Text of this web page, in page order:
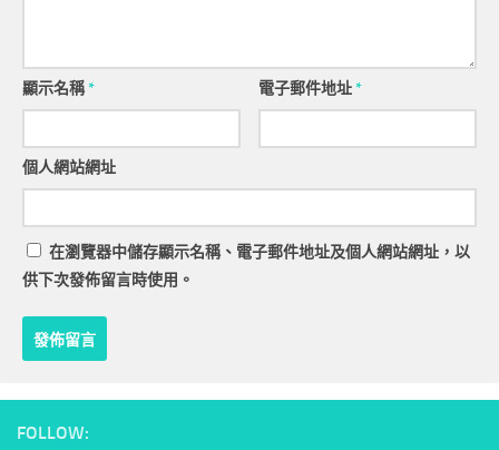
顯示名稱* 電子郵件地址*
個人網站網址
在瀏覽器中儲存顯示名稱、電子郵件地址及個人網站網址，以
供下次發佈留言時使用。
FOLLOW: